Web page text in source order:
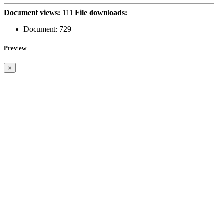
Document views: 111 File downloads:
Document: 729
Preview
×